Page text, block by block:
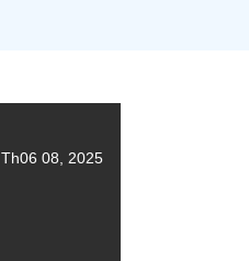
Th06 08, 2025